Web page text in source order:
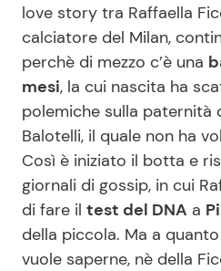
Festività
Seguici
Info
Chi siamo
love story tra Raffaella
calciatore del Milan,
perchè di mezzo c’è una
mesi, la cui nascita ha
polemiche sulla paternità
Balotelli, il quale non ha
Così è iniziato il botta e
giornali di gossip, in cui
di fare il test del DNA a
della piccola. Ma a
vuole saperne, nè della